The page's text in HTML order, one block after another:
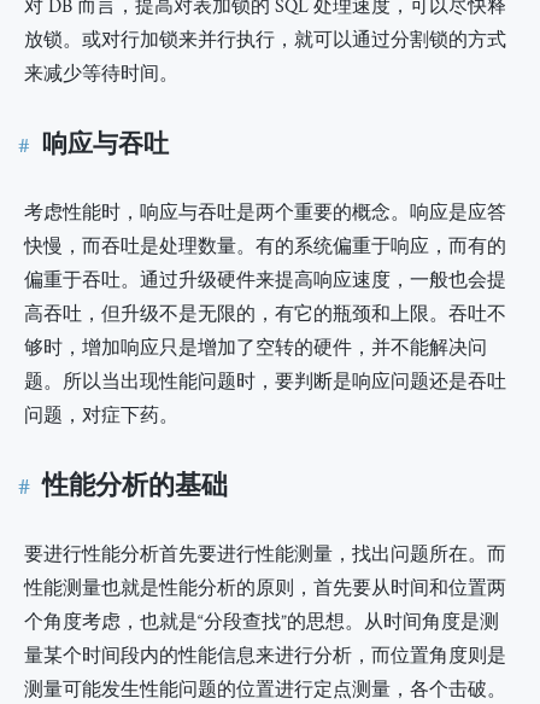
对 DB 而言，提高对表加锁的 SQL 处理速度，可以尽快释
放锁。或对行加锁来并行执行，就可以通过分割锁的方式
来减少等待时间。
响应与吞吐
考虑性能时，响应与吞吐是两个重要的概念。响应是应答
快慢，而吞吐是处理数量。有的系统偏重于响应，而有的
偏重于吞吐。通过升级硬件来提高响应速度，一般也会提
高吞吐，但升级不是无限的，有它的瓶颈和上限。吞吐不
够时，增加响应只是增加了空转的硬件，并不能解决问
题。所以当出现性能问题时，要判断是响应问题还是吞吐
问题，对症下药。
性能分析的基础
要进行性能分析首先要进行性能测量，找出问题所在。而
性能测量也就是性能分析的原则，首先要从时间和位置两
个角度考虑，也就是“分段查找”的思想。从时间角度是测
量某个时间段内的性能信息来进行分析，而位置角度则是
测量可能发生性能问题的位置进行定点测量，各个击破。